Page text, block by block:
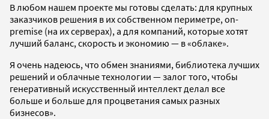
В любом нашем проекте мы готовы сделать: для крупных
заказчиков решения в их собственном периметре, on-
premise (на их серверах), а для компаний, которые хотят
лучший баланс, скорость и экономию — в «облаке».
Я очень надеюсь, что обмен знаниями, библиотека лучших
решений и облачные технологии — залог того, чтобы
генеративный искусственный интеллект делал все
больше и больше для процветания самых разных
бизнесов».